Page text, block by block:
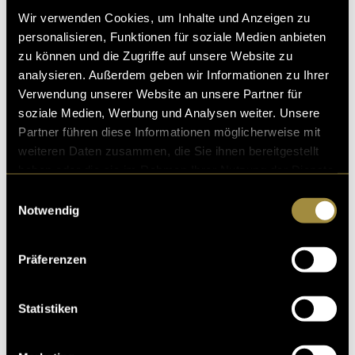
Wir verwenden Cookies, um Inhalte und Anzeigen zu
personalisieren, Funktionen für soziale Medien anbieten
zu können und die Zugriffe auf unsere Website zu
analysieren. Außerdem geben wir Informationen zu Ihrer
Verwendung unserer Website an unsere Partner für
soziale Medien, Werbung und Analysen weiter. Unsere
Partner führen diese Informationen möglicherweise mit
weiteren Daten zusammen, die Sie ihnen bereitgestellt
Notwendig
Präferenzen
Statistiken
Olé Olé Olé (Fussballfans)
D westlich Wält
Hetmu z wenig Gäld
Eso tumm cha doch kei Hiesige sii
Är freut schi schoo
(Pfeifersolo)
Und de nu diz
Sind im Dezember, d Wanderschüeh derbii